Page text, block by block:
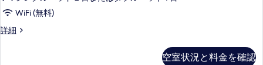
べ
て
WiFi (無料)
詳細
Vincci
空室状況と料金を確認